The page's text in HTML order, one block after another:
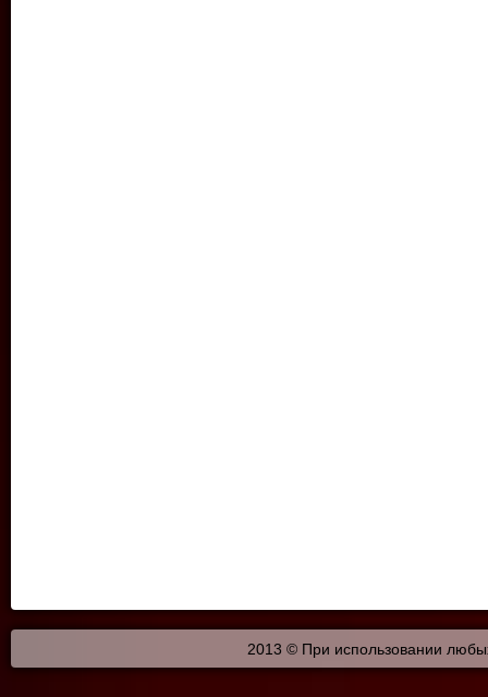
2013 © При использовании